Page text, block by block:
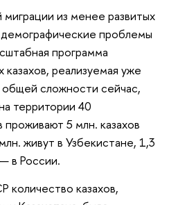
из менее развитых
проблемы
программа
реализуемая уже
сложности сейчас,
территории 40
проживают 5 млн. казахов
живут в Узбекистане, 1,3
в России.
казахов,